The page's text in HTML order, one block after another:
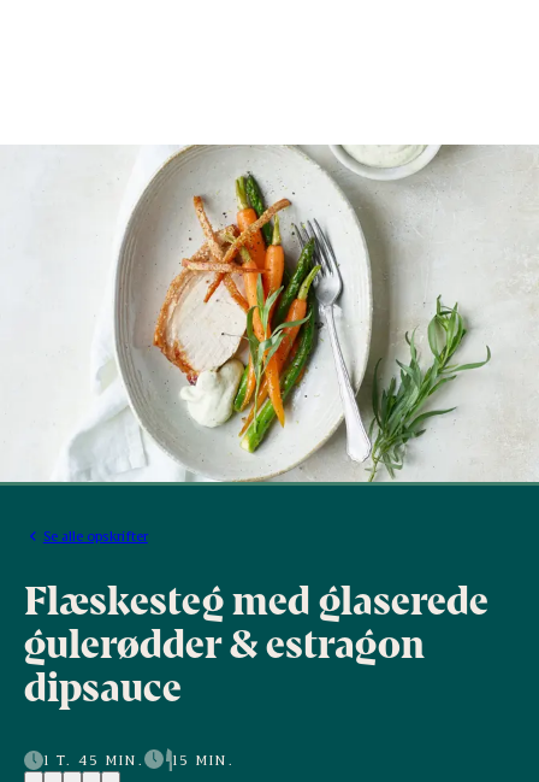
Se alle opskrifter
Flæskesteg med glaserede
gulerødder & estragon
dipsauce
1 T. 45 MIN. 15 MIN.